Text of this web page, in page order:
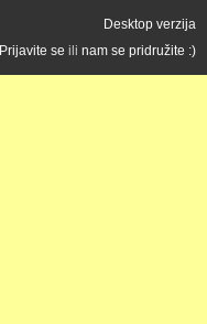
Desktop verzija
Prijavite se ili nam se pridružite :)